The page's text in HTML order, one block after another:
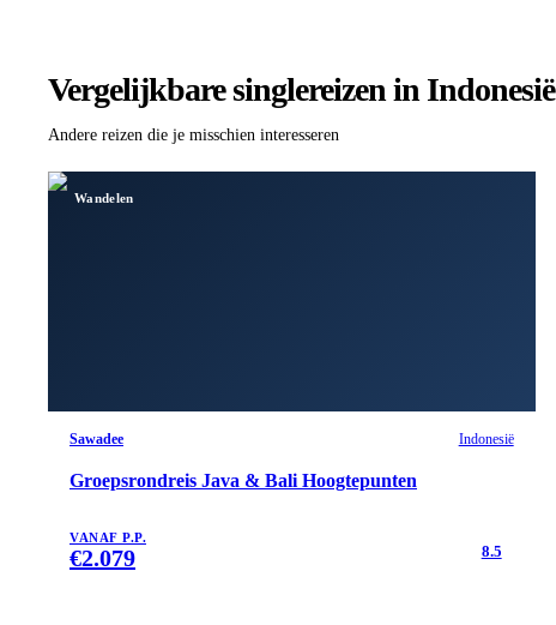
Vergelijkbare singlereizen in Indonesië
Andere reizen die je misschien interesseren
Wandelen
Sawadee Indonesië
Groepsrondreis Java & Bali Hoogtepunten
VANAF P.P.
€2.079 8.5